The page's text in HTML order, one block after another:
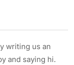
writing us an
and saying hi.